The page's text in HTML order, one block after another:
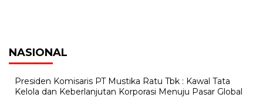
NASIONAL
Presiden Komisaris PT Mustika Ratu Tbk : Kawal Tata
Kelola dan Keberlanjutan Korporasi Menuju Pasar Global